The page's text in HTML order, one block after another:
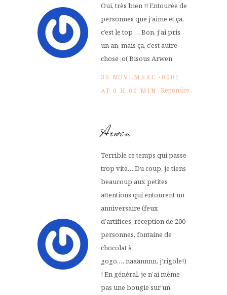
Oui, très bien !! Entourée de
personnes que j’aime et ça,
c’est le top … Bon, j’ai pris
un an, mais ça, c’est autre
chose ;o( Bisous Arwen
30 NOVEMBRE -0001
AT 0 H 00 MIN Répondre
Arwen
Terrible ce temps qui passe
trop vite….Du coup, je tiens
beaucoup aux petites
attentions qui entourent un
anniversaire (feux
d’artifices, réception de 200
personnes, fontaine de
chocolat à
gogo,… naaannnn, j’rigole!)
! En général, je n’ai même
pas une bougie sur un